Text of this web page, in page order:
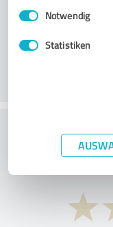
Impressum
Einwilligungsauswahl
Notwendig
Statistiken
What